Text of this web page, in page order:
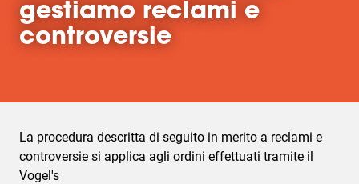
Prodotti di consumo (0):
Pagine(0):
gestiamo reclami e
controversie
La procedura descritta di seguito in merito a reclami e
controversie si applica agli ordini effettuati tramite il
Vogel's